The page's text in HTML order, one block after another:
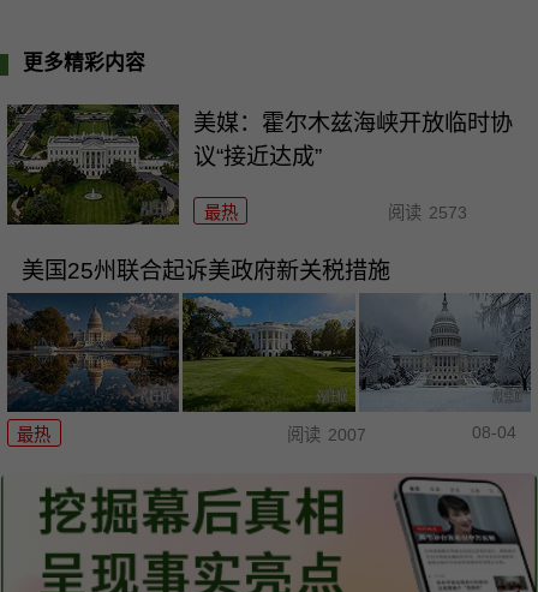
更多精彩内容
美媒：霍尔木兹海峡开放临时协
议“接近达成”
最热 阅读 2573
美国25州联合起诉美政府新关税措施
最热 阅读 2007 08-04